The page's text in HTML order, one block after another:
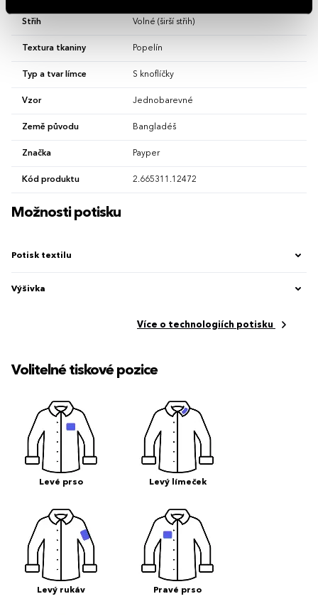
Střih Volné (širší střih)
Textura tkaniny Popelín
Typ a tvar límce S knoflíčky
Vzor Jednobarevné
Země původu Bangladéš
Značka Payper
Kód produktu 2.665311.12472
Možnosti potisku
Potisk textilu
Výšivka
Více o technologiích potisku
Volitelné tiskové pozice
Levé prso Levý límeček
Levý rukáv Pravé prso